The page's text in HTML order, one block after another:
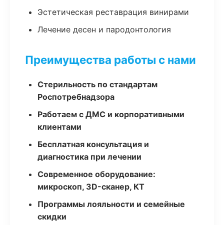
Эстетическая реставрация винирами
Лечение десен и пародонтология
Преимущества работы с нами
Стерильность по стандартам
Роспотребнадзора
Работаем с ДМС и корпоративными
клиентами
Бесплатная консультация и
диагностика при лечении
Современное оборудование:
микроскоп, 3D-сканер, КТ
Программы лояльности и семейные
скидки